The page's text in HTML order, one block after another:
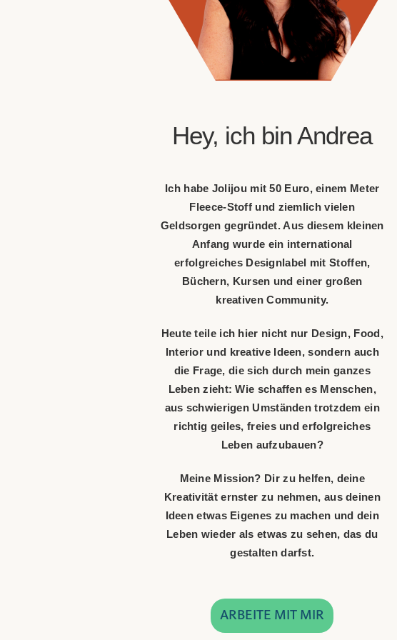
Hey, ich bin Andrea
Ich habe Jolijou mit 50 Euro, einem Meter
Fleece-Stoff und ziemlich vielen
Geldsorgen gegründet. Aus diesem kleinen
Anfang wurde ein international
erfolgreiches Designlabel mit Stoffen,
Büchern, Kursen und einer großen
kreativen Community.
Heute teile ich hier nicht nur Design, Food,
Interior und kreative Ideen, sondern auch
die Frage, die sich durch mein ganzes
Leben zieht: Wie schaffen es Menschen,
aus schwierigen Umständen trotzdem ein
richtig geiles, freies und erfolgreiches
Leben aufzubauen?
Meine Mission? Dir zu helfen, deine
Kreativität ernster zu nehmen, aus deinen
Ideen etwas Eigenes zu machen und dein
Leben wieder als etwas zu sehen, das du
gestalten darfst.
ARBEITE MIT MIR